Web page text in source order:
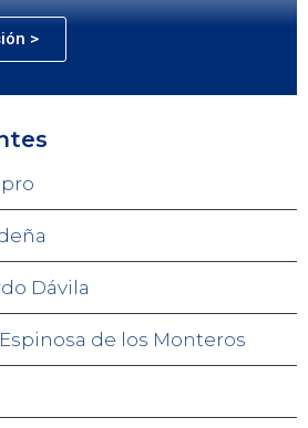
>
Dávila
de los Monteros